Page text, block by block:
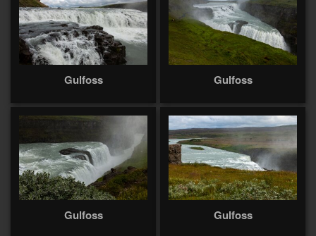
Gulfoss Gulfoss
Gulfoss Gulfoss